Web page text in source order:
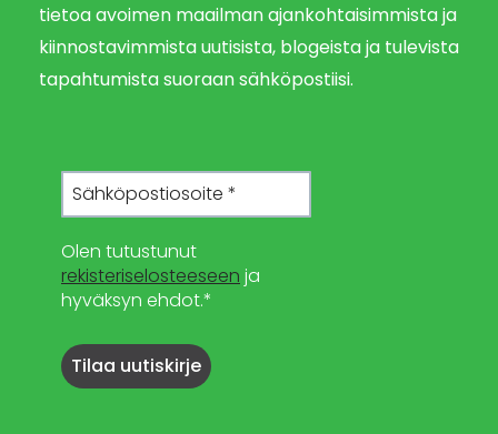
tietoa avoimen maailman ajankohtaisimmista ja
kiinnostavimmista uutisista, blogeista ja tulevista
tapahtumista suoraan sähköpostiisi.
Olen tutustunut
rekisteriselosteeseen ja
hyväksyn ehdot.*